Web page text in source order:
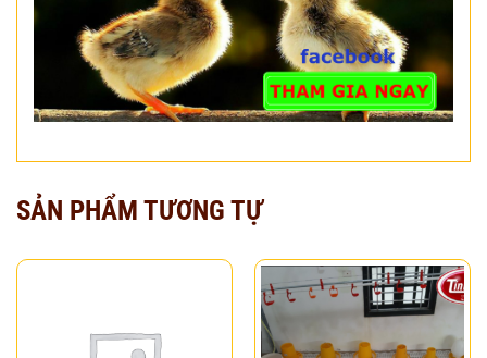
SẢN PHẨM TƯƠNG TỰ